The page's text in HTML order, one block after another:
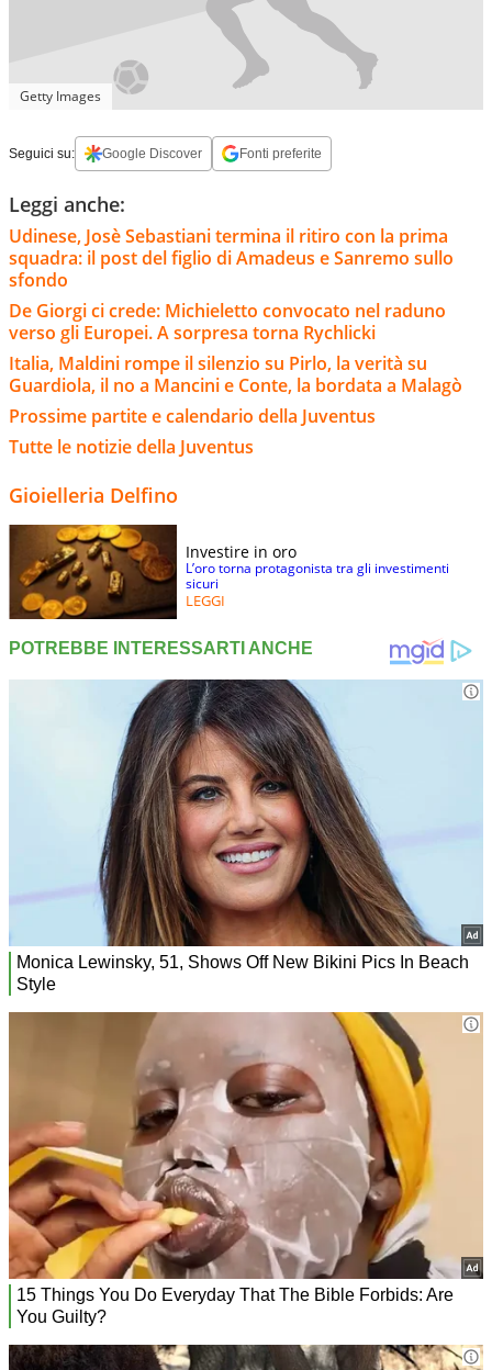
Getty Images
Seguici su: Google Discover Fonti preferite
Leggi anche:
Udinese, Josè Sebastiani termina il ritiro con la prima
squadra: il post del figlio di Amadeus e Sanremo sullo
sfondo
De Giorgi ci crede: Michieletto convocato nel raduno
verso gli Europei. A sorpresa torna Rychlicki
Italia, Maldini rompe il silenzio su Pirlo, la verità su
Guardiola, il no a Mancini e Conte, la bordata a Malagò
Prossime partite e calendario della Juventus
Tutte le notizie della Juventus
Gioielleria Delfino
Investire in oro
L’oro torna protagonista tra gli investimenti
sicuri
LEGGI